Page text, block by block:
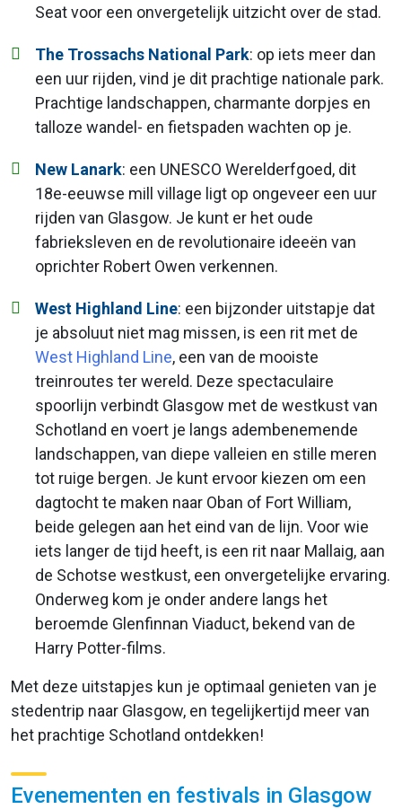
Seat voor een onvergetelijk uitzicht over de stad.
The Trossachs National Park: op iets meer dan
een uur rijden, vind je dit prachtige nationale park.
Prachtige landschappen, charmante dorpjes en
talloze wandel- en fietspaden wachten op je.
New Lanark: een UNESCO Werelderfgoed, dit
18e-eeuwse mill village ligt op ongeveer een uur
rijden van Glasgow. Je kunt er het oude
fabrieksleven en de revolutionaire ideeën van
oprichter Robert Owen verkennen.
West Highland Line: een bijzonder uitstapje dat
je absoluut niet mag missen, is een rit met de
West Highland Line, een van de mooiste
treinroutes ter wereld. Deze spectaculaire
spoorlijn verbindt Glasgow met de westkust van
Schotland en voert je langs adembenemende
landschappen, van diepe valleien en stille meren
tot ruige bergen. Je kunt ervoor kiezen om een
dagtocht te maken naar Oban of Fort William,
beide gelegen aan het eind van de lijn. Voor wie
iets langer de tijd heeft, is een rit naar Mallaig, aan
de Schotse westkust, een onvergetelijke ervaring.
Onderweg kom je onder andere langs het
beroemde Glenfinnan Viaduct, bekend van de
Harry Potter-films.
Met deze uitstapjes kun je optimaal genieten van je
stedentrip naar Glasgow, en tegelijkertijd meer van
het prachtige Schotland ontdekken!
Evenementen en festivals in Glasgow